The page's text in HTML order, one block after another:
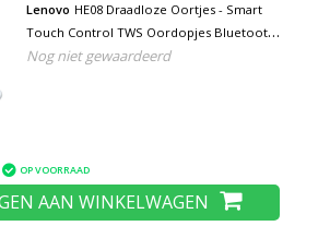
Lenovo HE08 Draadloze Oortjes - Smart
Touch Control TWS Oordopjes Bluetooth
5.0 Wireless Buds Oortelefoon Wit
Nog niet gewaardeerd
OP VOORRAAD
AAN WINKELWAGEN